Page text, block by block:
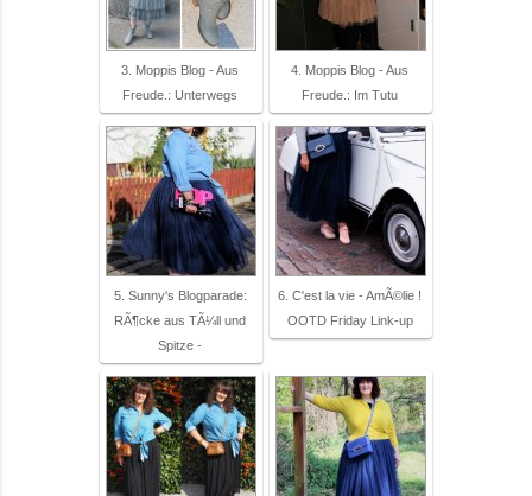
3. Moppis Blog - Aus
Freude.: Unterwegs
4. Moppis Blog - Aus
Freude.: Im Tutu
5. Sunny's Blogparade:
RÃ¶cke aus TÃ¼ll und
Spitze -
6. C'est la vie - AmÃ©lie !
OOTD Friday Link-up